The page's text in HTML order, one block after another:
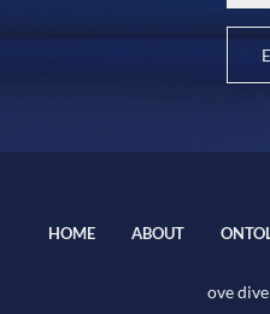
HOME ABOUT
ove